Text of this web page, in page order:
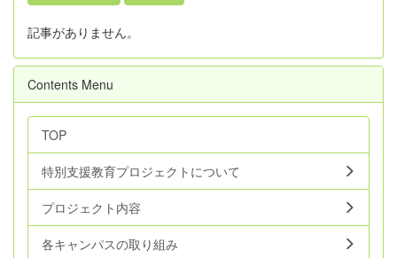
記事がありません。
Contents Menu
TOP
特別支援教育プロジェクトについて
プロジェクト内容
各キャンパスの取り組み